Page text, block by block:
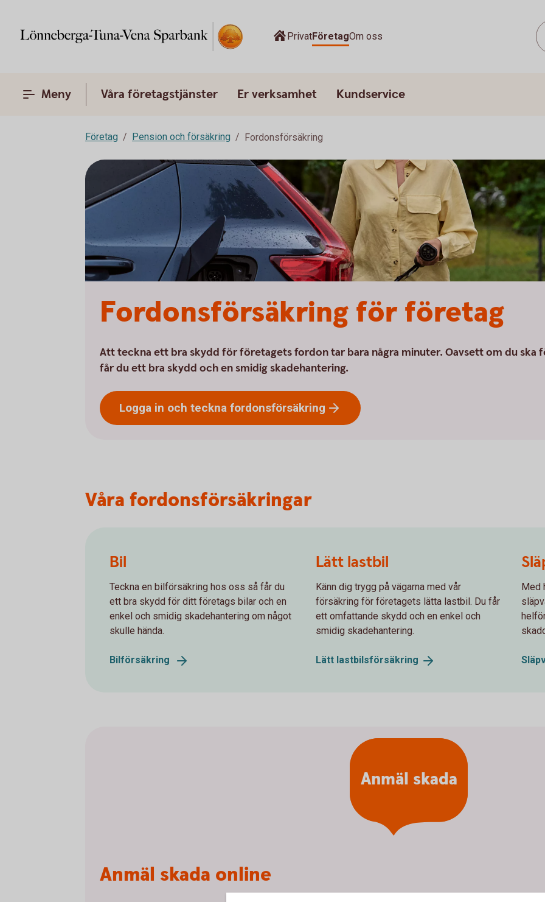
PrivatFöretagOm oss
Meny Våra företagstjänster Er verksamhet Kundservice
Företag Pension och försäkring Fordonsförsäkring
Fordonsförsäkring för företag
Att teckna ett bra skydd för företagets fordon tar bara några minuter. Oavsett om du ska
får du ett bra skydd och en smidig skadehantering.
Logga in och teckna fordonsförsäkring
Våra fordonsförsäkringar
Bil
Teckna en bilförsäkring hos oss så får du
ett bra skydd för ditt företags bilar och en
enkel och smidig skadehantering om något
skulle hända.
Bilförsäkring
Lätt lastbil
Känn dig trygg på vägarna med vår
försäkring för företagets lätta lastbil. Du får
ett omfattande skydd och en enkel och
smidig skadehantering.
Lätt lastbilsförsäkring
Med
Anmäl skada online
Anmäl skada